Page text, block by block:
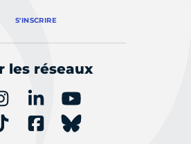
S'INSCRIRE
les réseaux